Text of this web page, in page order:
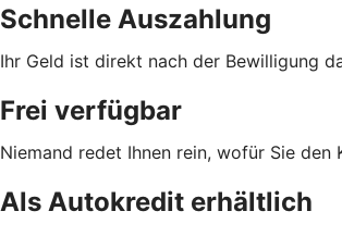
Schnelle Auszahlung
Ihr Geld ist direkt nach der Bewilligung
Frei verfügbar
Niemand redet Ihnen rein, wofür Sie den
Als Autokredit erhältlich